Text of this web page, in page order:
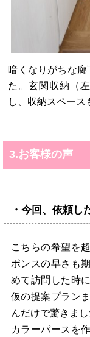
暗くなりがちな
た。玄関収納（
し、収納スペース
3.お客様の声
・今回、依頼し
こちらの希望を
ポンスの早さも
めて訪問した時
仮の提案プラン
んだけで驚きまし
カラーパースを